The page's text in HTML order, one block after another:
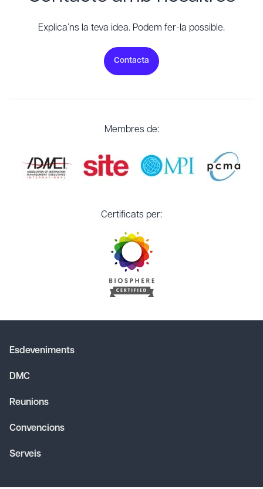
Explica’ns la teva idea. Podem fer-la possible.
Contacta
Membres de:
Certificats per:
Esdeveniments
DMC
Reunions
Convencions
Serveis